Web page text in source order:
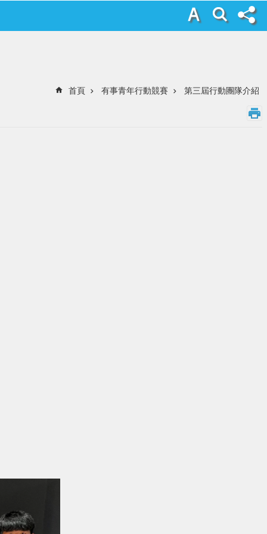
首頁 有事青年行動競賽 第三屆行動團隊介紹